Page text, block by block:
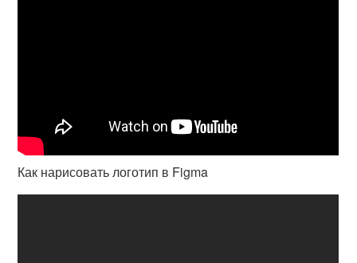
Как нарисовать логотип в Figma